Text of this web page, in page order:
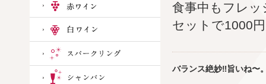
食事中もフレ
セットで1000
バランス絶妙‼︎旨いね〜